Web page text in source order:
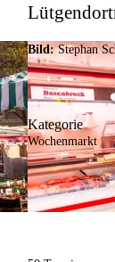
Bild:Stephan
Kategorie
Wochenmarkt